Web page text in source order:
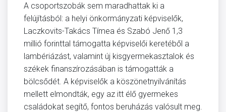
A csoportszobák sem maradhattak ki a
felújításból: a helyi önkormányzati képviselők,
Laczkovits-Takács Tímea és Szabó Jenő 1,3
millió forinttal támogatta képviselői keretéből a
lambériázást, valamint új kisgyermekasztalok és
székek finanszírozásában is támogatták a
bölcsődét. A képviselők a köszönetnyilvánítás
mellett elmondták, egy az itt élő gyermekes
családokat segítő, fontos beruházás valósult meg.